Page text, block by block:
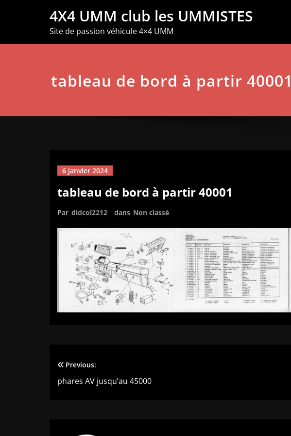
4X4 UMM club les UMMISTES
Site de passion véhicule 4×4 UMM
tableau de bord à partir 40001
6 janvier 2024
tableau de bord à partir 40001
Par didcol2212 dans Non classé
Navigation
Previous:
phares AV jusqu’au 45000